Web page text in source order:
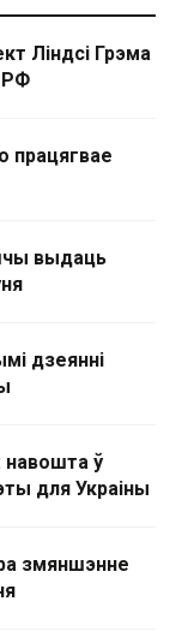
Ліндсі Грэма
РФ
працягвае
выдаць
дзеянні
навошта ў
для Украіны
змяншэнне